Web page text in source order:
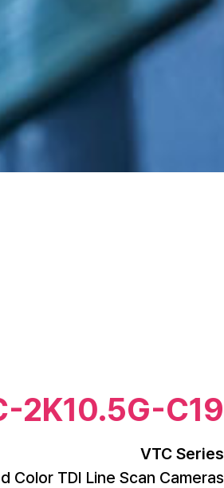
2K10.5G-C19
VTC Series
Color TDI Line Scan Cameras